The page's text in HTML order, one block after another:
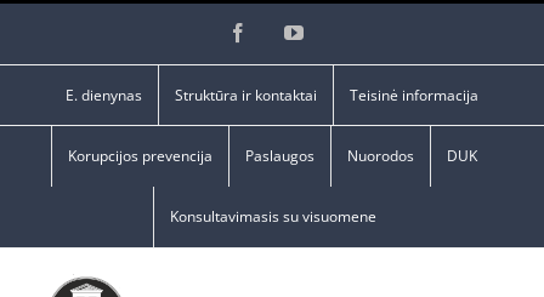
FacebookYouTube
E. dienynas Struktūra ir kontaktai Teisinė informacija
Korupcijos prevencija Paslaugos Nuorodos DUK
Konsultavimasis su visuomene